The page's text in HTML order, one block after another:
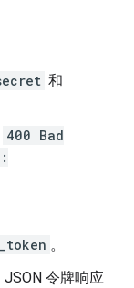
和
400 Bad
。
JSON 令牌响应